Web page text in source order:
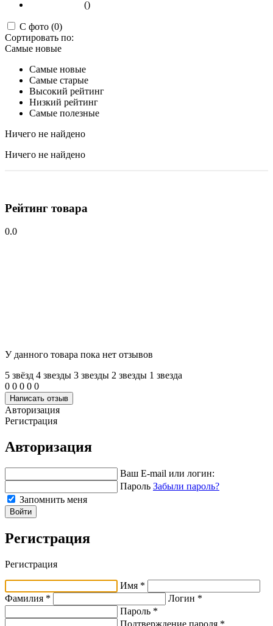
()
С фото (0)
Сортировать по:
Самые новые
Самые новые
Самые старые
Высокий рейтинг
Низкий рейтинг
Самые полезные
Ничего не найдено
Ничего не найдено
Рейтинг товара
0.0
У данного товара пока нет отзывов
5 звёзд 4 звeзды 3 звeзды 2 звeзды 1 звeзда
0 0 0 0 0
Написать отзыв
Авторизация
Регистрация
Авторизация
Ваш E-mail или логин:
Пароль Забыли пароль?
Запомнить меня
Войти
Регистрация
Регистрация
Имя *
Фамилия *
Логин *
Пароль *
Подтверждение пароля *